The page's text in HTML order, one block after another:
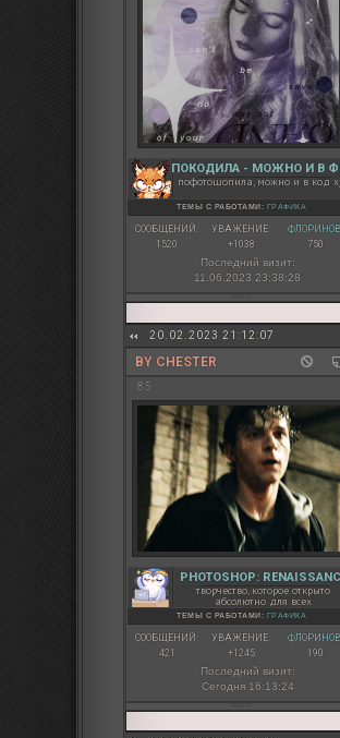
ПОКОДИЛА - МОЖНО И В
пофотошопила, можно и в код
ТЕМЫ С РАБОТАМИ: ГРАФИКА
СООБЩЕНИЙ:
1520
УВАЖЕНИЕ:
+1038
750
Последний визит:
11.06.2023 23:38:28
20.02.2023 21:12:07
BY CHESTER
85
PHOTOSHOP:
творчество, которое открыто
абсолютно для всех
ТЕМЫ С РАБОТАМИ: ГРАФИКА
СООБЩЕНИЙ:
421
УВАЖЕНИЕ:
+1245
190
Последний визит:
Сегодня 16:13:24